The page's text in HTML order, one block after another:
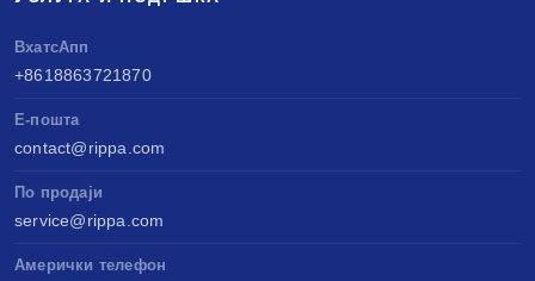
ВхатсАпп
+8618863721870
Е-пошта
contact@rippa.com
По продаји
service@rippa.com
Амерички телефон